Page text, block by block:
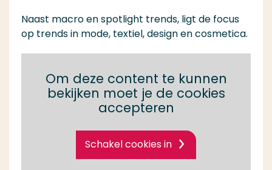
Naast macro en spotlight trends, ligt de focus
op trends in mode, textiel, design en cosmetica.
Om deze content te kunnen
bekijken moet je de cookies
accepteren
Schakel cookies in